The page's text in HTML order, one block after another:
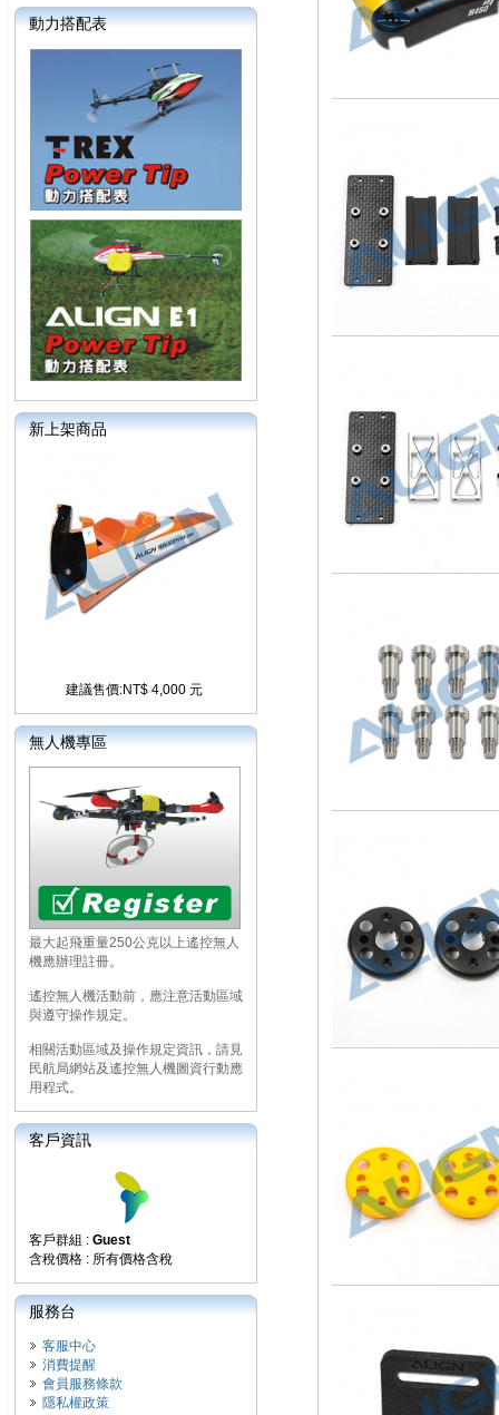
動力搭配表
新上架商品
建議售價:NT$ 4,000 元
無人機專區
最大起飛重量250公克以上遙控無人
機應辦理註冊。
遙控無人機活動前，應注意活動區域
與遵守操作規定。
相關活動區域及操作規定資訊，請見
民航局網站及遙控無人機圖資行動應
用程式。
客戶資訊
客戶群組 : Guest
含稅價格 : 所有價格含稅
服務台
客服中心
消費提醒
會員服務條款
隱私權政策